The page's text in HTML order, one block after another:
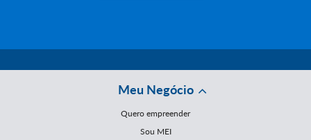
Meu Negócio
Quero empreender
Sou MEI